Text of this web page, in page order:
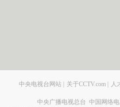
中央电视台网站 关于CCTV.com 人
中央广播电视总台 中国网络